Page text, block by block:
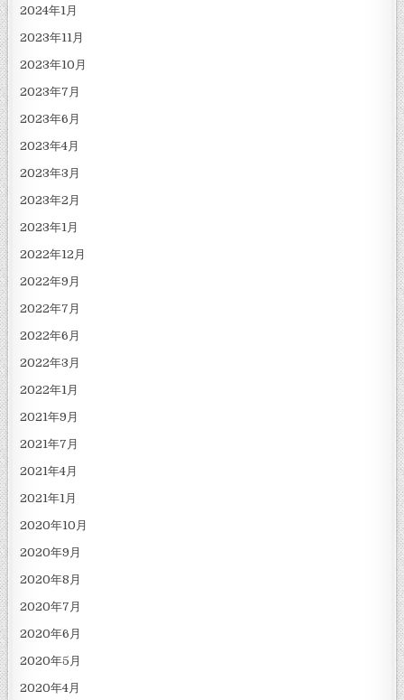
2024年1月
2023年11月
2023年10月
2023年7月
2023年6月
2023年4月
2023年3月
2023年2月
2023年1月
2022年12月
2022年9月
2022年7月
2022年6月
2022年3月
2022年1月
2021年9月
2021年7月
2021年4月
2021年1月
2020年10月
2020年9月
2020年8月
2020年7月
2020年6月
2020年5月
2020年4月